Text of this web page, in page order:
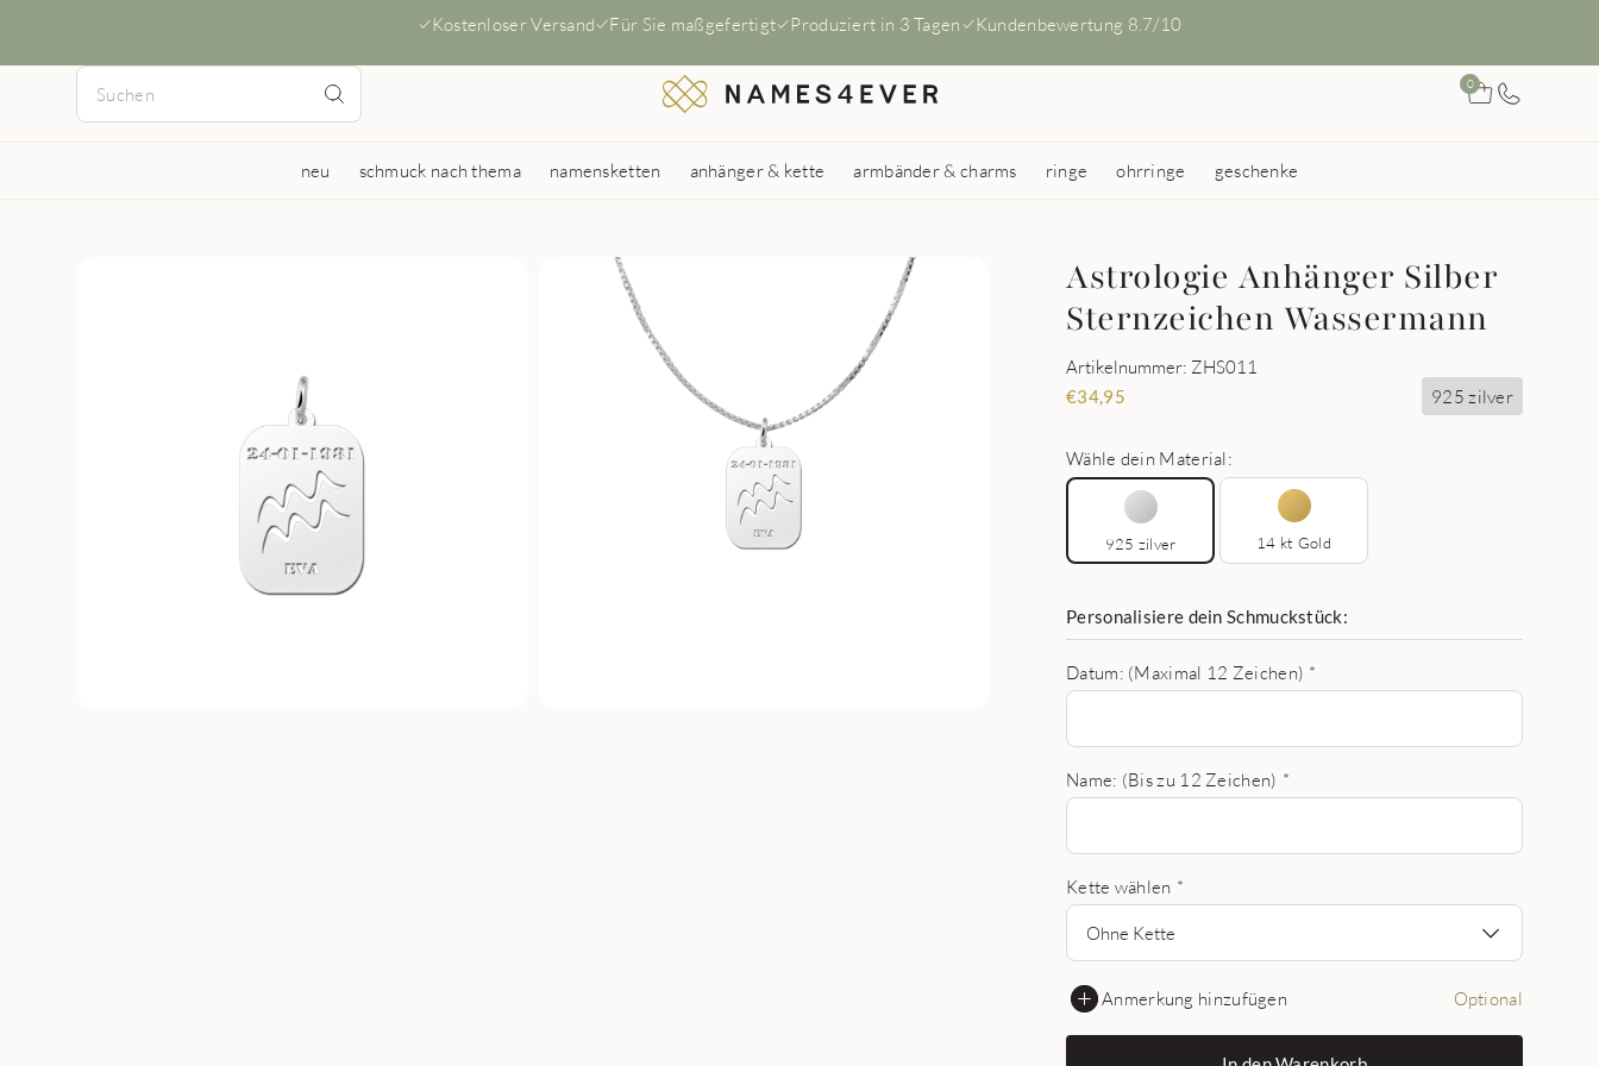
Kostenloser Versand Für Sie maßgefertigt Produziert in 3 Tagen Kundenbewertung 8.7/10
0
neu schmuck nach thema namensketten anhänger & kette armbänder & charms ringe ohrringe geschenke
Astrologie Anhänger Silber
Sternzeichen Wassermann
Artikelnummer: ZHS011
€34,95 925 zilver
Wähle dein Material:
925 zilver 14 kt Gold
Personalisiere dein Schmuckstück:
Datum: (Maximal 12 Zeichen) *
Name: (Bis zu 12 Zeichen) *
Kette wählen *
Ohne Kette
Anmerkung hinzufügen Optional